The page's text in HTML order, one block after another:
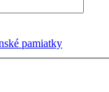
pamiatky